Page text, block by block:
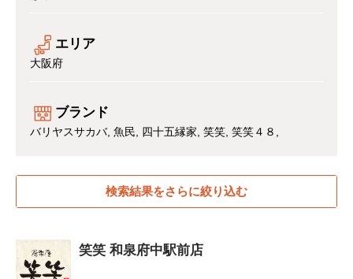
エリア
大阪府
ブランド
バリヤスサカバ 魚民 四十五縁家 笑笑 笑笑４８
検索結果をさらに絞り込む
笑笑 和泉府中駅前店